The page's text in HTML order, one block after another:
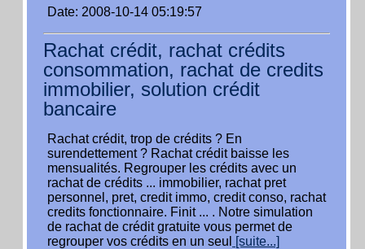
Date: 2008-10-14 05:19:57
Rachat crédit, rachat crédits
consommation, rachat de credits
immobilier, solution crédit
bancaire
Rachat crédit, trop de crédits ? En
surendettement ? Rachat crédit baisse les
mensualités. Regrouper les crédits avec un
rachat de crédits ... immobilier, rachat pret
personnel, pret, credit immo, credit conso, rachat
credits fonctionnaire. Finit ... . Notre simulation
de rachat de crédit gratuite vous permet de
regrouper vos crédits en un seul
[suite...]